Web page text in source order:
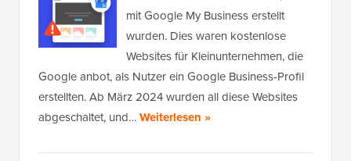
mit Google My Business erstellt
wurden. Dies waren kostenlose
Websites für Kleinunternehmen, die
Google anbot, als Nutzer ein Google Business-Profil
erstellten. Ab März 2024 wurden all diese Websites
abgeschaltet, und…Weiterlesen »